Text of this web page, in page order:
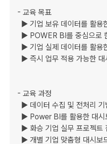
- 교육 목표
- 교육 과정